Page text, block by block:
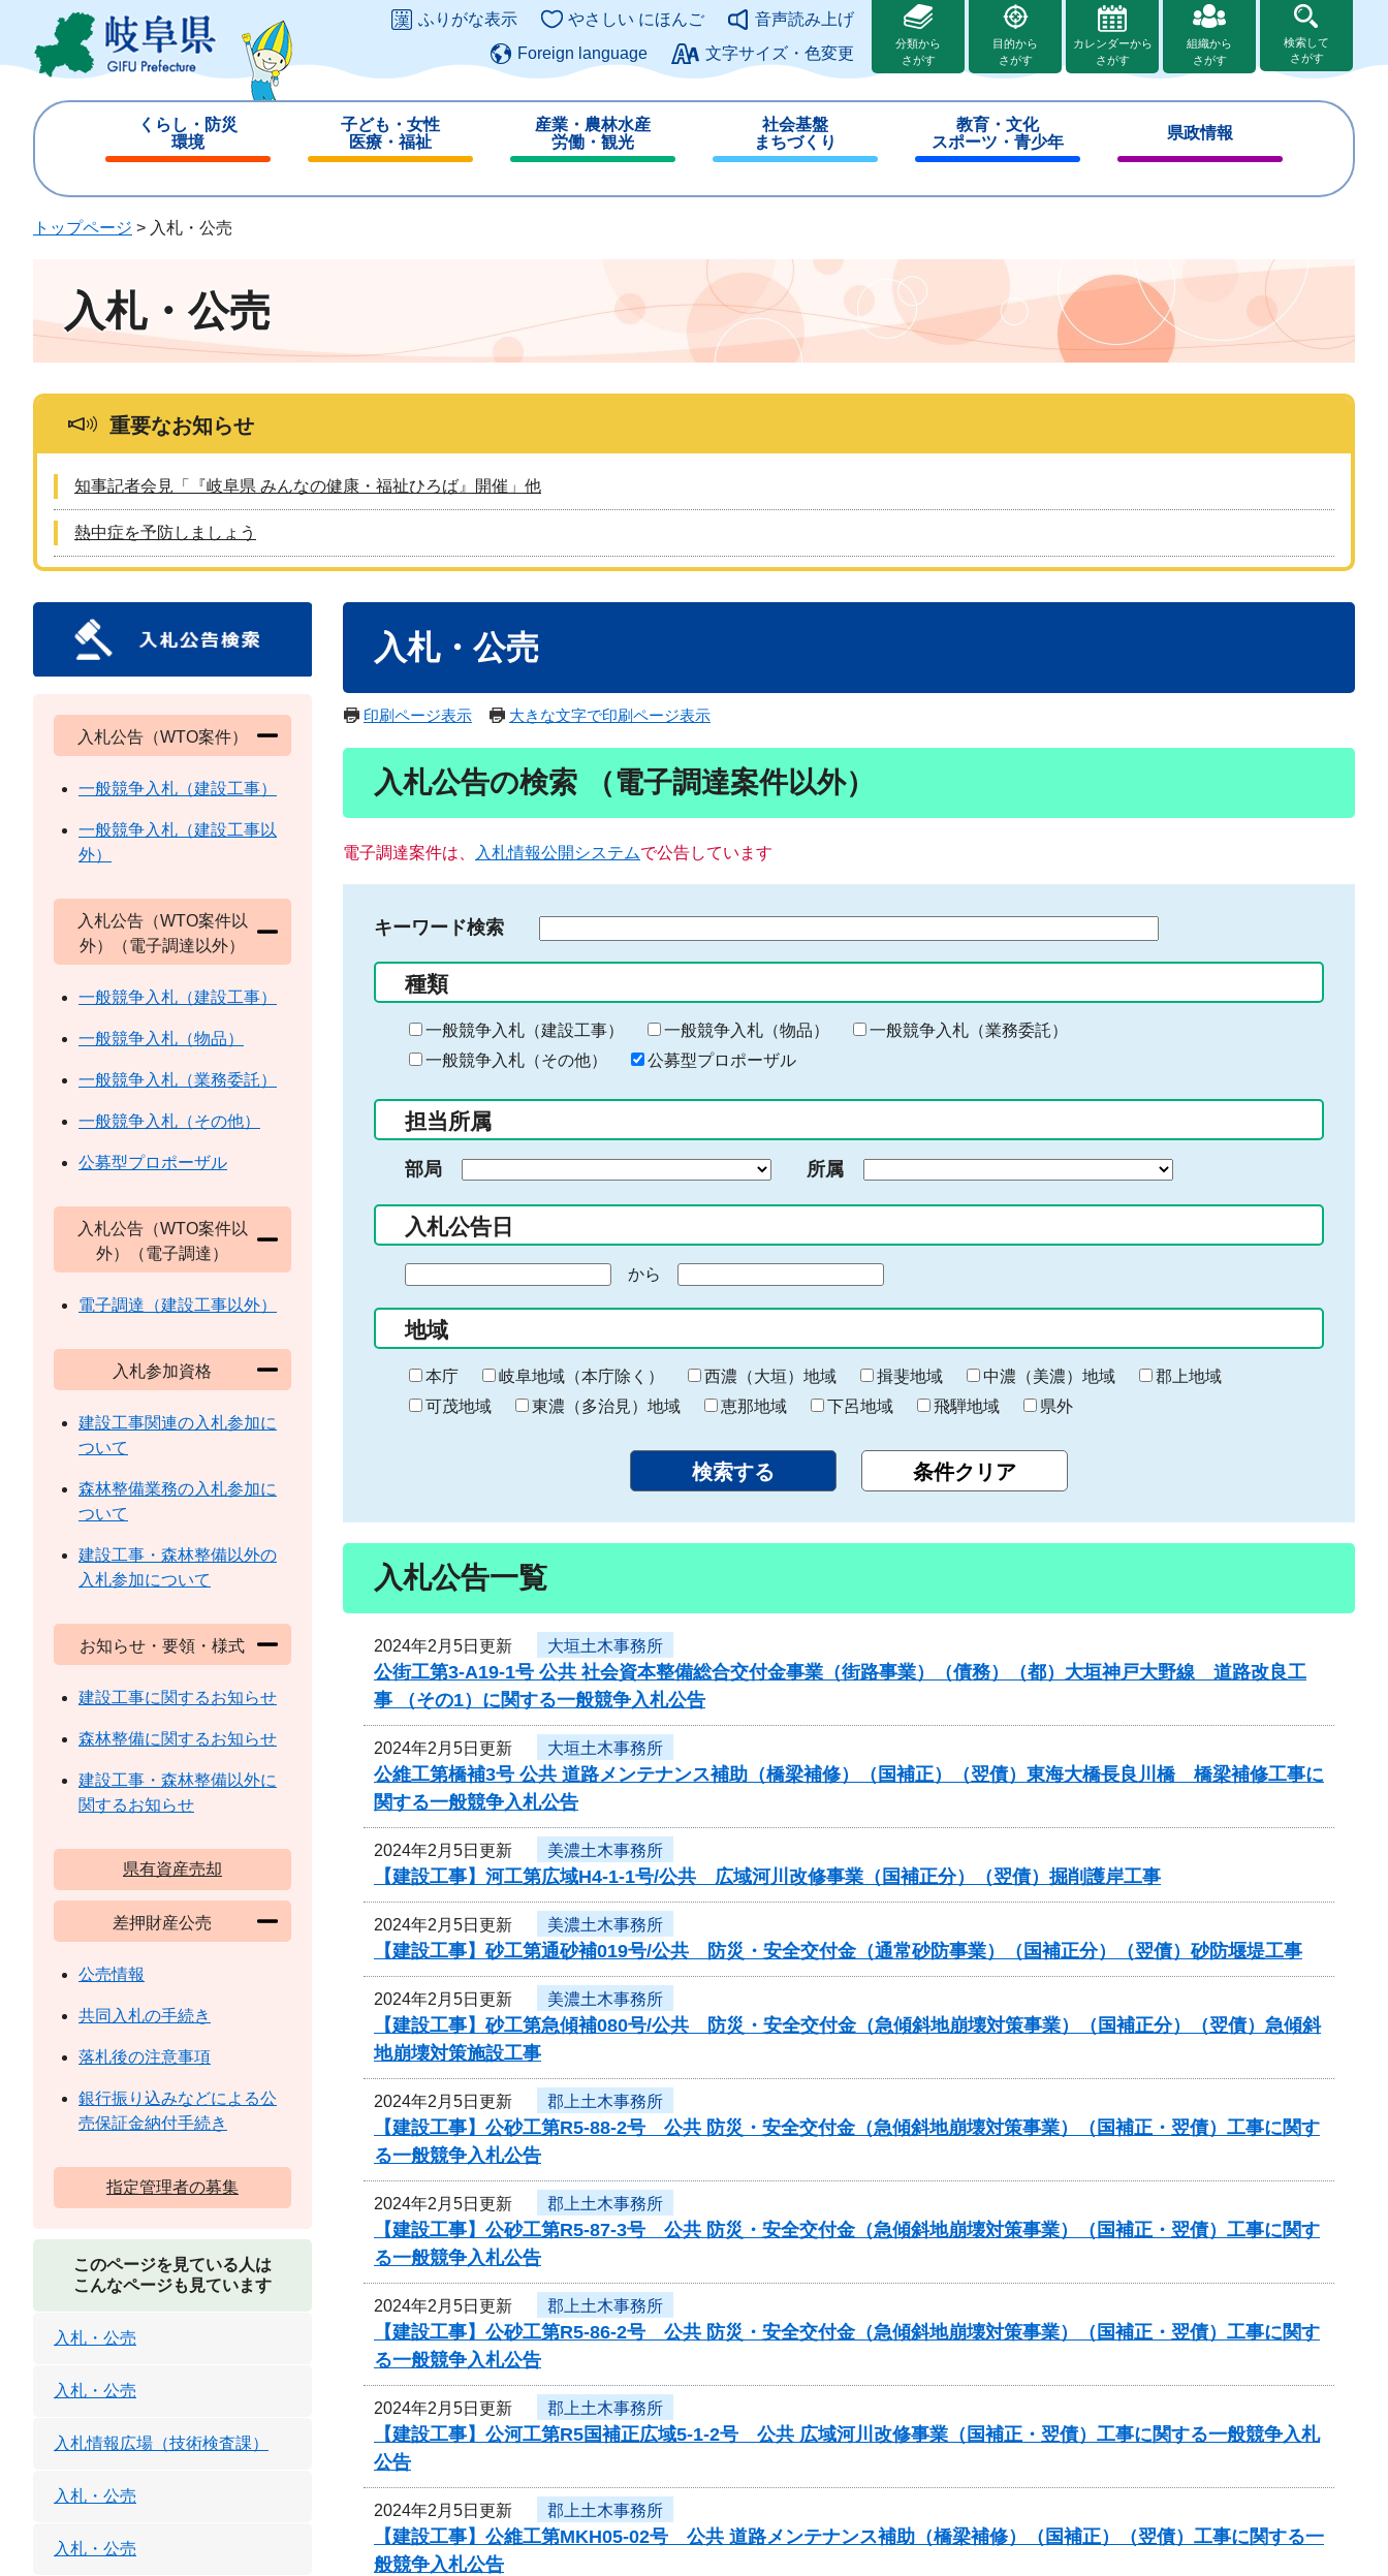
ジ
ュ
このページの本文へ
ふりがな表示 やさしい にほんご
音声読み上げ
Foreign language
文字サイズ・色変更
分類から
さがす
目的から
さがす
カレンダーから
さがす
組織から
さがす
検索して
さがす
くらし・防災
環境
じ
子ども・女性
医療・福祉
じ
産業・農林水産
労働・観光
じ
社会基盤
まちづくり
じ
教育・文化
スポーツ・青少年
じ
県政情報
じ
トップページ > 入札・公売
入札・公売
重要なお知らせ
知事記者会見「『岐阜県 みんなの健康・福祉ひろば』開催」他
熱中症を予防しましょう
入札・公売
印刷ページ表示 大きな文字で印刷ページ表示
入札公告の検索 （電子調達案件以外）
電子調達案件は、 入札情報公開システムで公告しています
キーワード検索
る
キ
ー
ー
入
力
種類
一般競争入札（建設工事） 一般競争入札（物品）
一般競争入札（業務委託）
一般競争入札（その他）
公募型プロポーザル
担当所属
部局 所属
入札公告日
の
始
ま
り
から
終
わ
り
地域
本庁 岐阜地域（本庁除く） 西濃（大垣）地域 揖斐地域 中濃（美濃）地域
郡上地域
可茂地域
東濃（多治見）地域 恵那地域 下呂地域 飛騨地域 県外
入札公告一覧
2024年2月5日更新 大垣土木事務所
公街工第3-A19-1号 公共 社会資本整備総合交付金事業（街路事業）（債務）（都）大垣神戸大野線 道路改良工
事 （その1）に関する一般競争入札公告
2024年2月5日更新 大垣土木事務所
公維工第橋補3号 公共 道路メンテナンス補助（橋梁補修）（国補正）（翌債）東海大橋長良川橋 橋梁補修工事に
関する一般競争入札公告
2024年2月5日更新 美濃土木事務所
【建設工事】河工第広域H4-1-1号/公共 広域河川改修事業（国補正分）（翌債）掘削護岸工事
2024年2月5日更新 美濃土木事務所
【建設工事】砂工第通砂補019号/公共 防災・安全交付金（通常砂防事業）（国補正分）（翌債）砂防堰堤工事
2024年2月5日更新 美濃土木事務所
【建設工事】砂工第急傾補080号/公共 防災・安全交付金（急傾斜地崩壊対策事業）（国補正分）（翌債）急傾斜
地崩壊対策施設工事
2024年2月5日更新 郡上土木事務所
【建設工事】公砂工第R5-88-2号 公共 防災・安全交付金（急傾斜地崩壊対策事業）（国補正・翌債）工事に関す
る一般競争入札公告
2024年2月5日更新 郡上土木事務所
【建設工事】公砂工第R5-87-3号 公共 防災・安全交付金（急傾斜地崩壊対策事業）（国補正・翌債）工事に関す
る一般競争入札公告
2024年2月5日更新 郡上土木事務所
【建設工事】公砂工第R5-86-2号 公共 防災・安全交付金（急傾斜地崩壊対策事業）（国補正・翌債）工事に関す
る一般競争入札公告
2024年2月5日更新 郡上土木事務所
【建設工事】公河工第R5国補正広域5-1-2号 公共 広域河川改修事業（国補正・翌債）工事に関する一般競争入札
公告
2024年2月5日更新 郡上土木事務所
【建設工事】公維工第MKH05-02号 公共 道路メンテナンス補助（橋梁補修）（国補正）（翌債）工事に関する一
般競争入札公告
入札公告（WTO案件）
一般競争入札（建設工事）
一般競争入札（建設工事以
外）
入札公告（WTO案件以
外）（電子調達以外）
一般競争入札（建設工事）
一般競争入札（物品）
一般競争入札（業務委託）
一般競争入札（その他）
公募型プロポーザル
入札公告（WTO案件以
外）（電子調達）
電子調達（建設工事以外）
入札参加資格
建設工事関連の入札参加に
ついて
森林整備業務の入札参加に
ついて
建設工事・森林整備以外の
入札参加について
お知らせ・要領・様式
建設工事に関するお知らせ
森林整備に関するお知らせ
建設工事・森林整備以外に
関するお知らせ
県有資産売却
差押財産公売
公売情報
共同入札の手続き
落札後の注意事項
銀行振り込みなどによる公
売保証金納付手続き
指定管理者の募集
このページを見ている人は
こんなページも見ています
入札・公売
入札・公売
入札情報広場（技術検査課）
入札・公売
入札・公売